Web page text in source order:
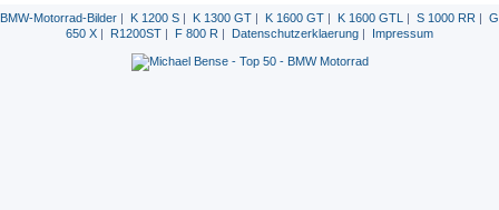
BMW-Motorrad-Bilder | K 1200 S | K 1300 GT | K 1600 GT | K 1600 GTL | S 1000 RR | G
650 X | R1200ST | F 800 R | Datenschutzerklaerung | Impressum